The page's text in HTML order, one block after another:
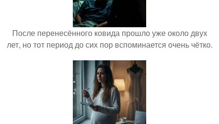
После перенесённого ковида прошло уже около двух
лет, но тот период до сих пор вспоминается очень чётко.